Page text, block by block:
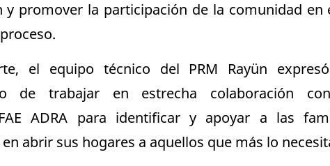
y promover la participación de la comunidad en
el equipo técnico del PRM Rayün
de trabajar en estrecha colaboración
ADRA para identificar y apoyar a las
abrir sus hogares a aquellos que más lo